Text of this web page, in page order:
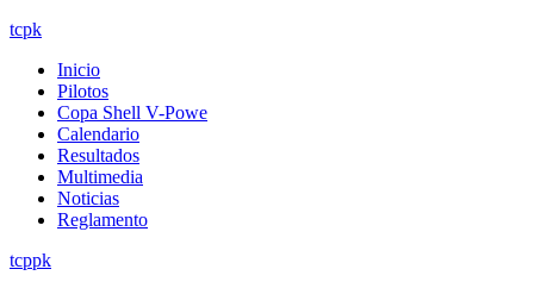
tcpk
Inicio
Pilotos
Copa Shell V-Powe
Calendario
Resultados
Multimedia
Noticias
Reglamento
tcppk